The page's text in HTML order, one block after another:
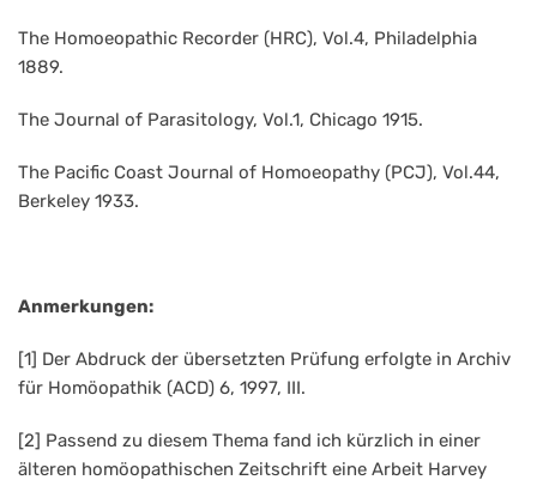
The Homoeopathic Recorder (HRC), Vol.4, Philadelphia
1889.
The Journal of Parasitology, Vol.1, Chicago 1915.
The Pacific Coast Journal of Homoeopathy (PCJ), Vol.44,
Berkeley 1933.
Anmerkungen:
[1] Der Abdruck der übersetzten Prüfung erfolgte in Archiv
für Homöopathik (ACD) 6, 1997, III.
[2] Passend zu diesem Thema fand ich kürzlich in einer
älteren homöopathischen Zeitschrift eine Arbeit Harvey